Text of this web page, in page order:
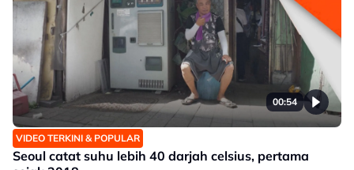
00:54
VIDEO TERKINI & POPULAR
Seoul catat suhu lebih 40 darjah celsius, pertama